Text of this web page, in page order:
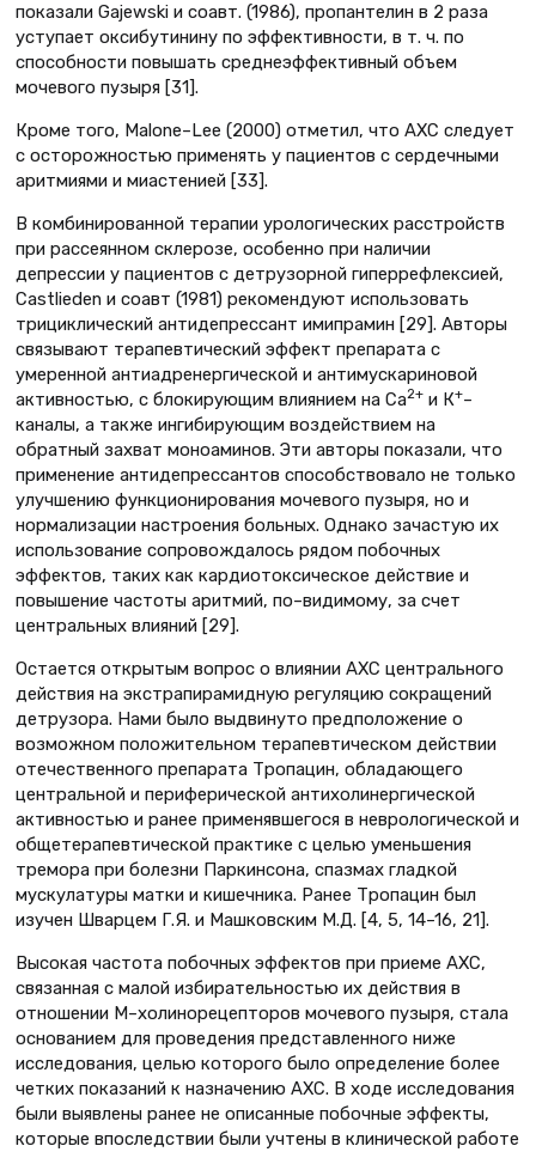
показали Gajewski и соавт. (1986), пропантелин в 2 раза
уступает оксибутинину по эффективности, в т. ч. по
способности повышать среднеэффективный объем
мочевого пузыря [31].
Кроме того, Malone–Lee (2000) отметил, что АХС следует
с осторожностью применять у пациентов с сердечными
аритмиями и миастенией [33].
В комбинированной терапии урологических расстройств
при рассеянном склерозе, особенно при наличии
депрессии у пациентов с детрузорной гиперрефлексией,
Castlieden и соавт (1981) рекомендуют использовать
трициклический антидепрессант имипрамин [29]. Авторы
связывают терапевтический эффект препарата с
умеренной антиадренергической и антимускариновой
активностью, с блокирующим влиянием на Са2+ и К+–
каналы, а также ингибирующим воздействием на
обратный захват моноаминов. Эти авторы показали, что
применение антидепрессантов способствовало не только
улучшению функционирования мочевого пузыря, но и
нормализации настроения больных. Однако зачастую их
использование сопровождалось рядом побочных
эффектов, таких как кардиотоксическое действие и
повышение частоты аритмий, по–видимому, за счет
центральных влияний [29].
Остается открытым вопрос о влиянии АХС центрального
действия на экстрапирамидную регуляцию сокращений
детрузора. Нами было выдвинуто предположение о
возможном положительном терапевтическом действии
отечественного препарата Тропацин, обладающего
центральной и периферической антихолинергической
активностью и ранее применявшегося в неврологической и
общетерапевтической практике с целью уменьшения
тремора при болезни Паркинсона, спазмах гладкой
мускулатуры матки и кишечника. Ранее Тропацин был
изучен Шварцем Г.Я. и Машковским М.Д. [4, 5, 14–16, 21].
Высокая частота побочных эффектов при приеме АХС,
связанная с малой избирательностью их действия в
отношении М–холинорецепторов мочевого пузыря, стала
основанием для проведения представленного ниже
исследования, целью которого было определение более
четких показаний к назначению АХС. В ходе исследования
были выявлены ранее не описанные побочные эффекты,
которые впоследствии были учтены в клинической работе